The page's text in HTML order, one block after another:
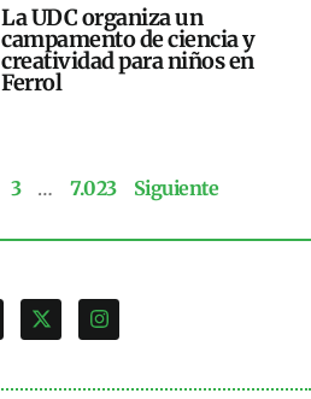
La UDC organiza un
campamento de ciencia y
creatividad para niños en
Ferrol
3 … 7.023 Siguiente